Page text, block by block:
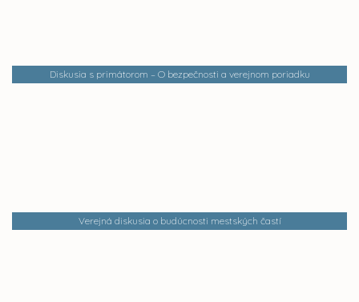
Diskusia s primátorom – O bezpečnosti a verejnom poriadku
Verejná diskusia o budúcnosti mestských častí